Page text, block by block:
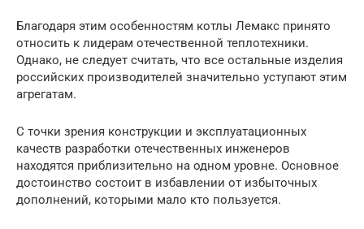
Благодаря этим особенностям котлы Лемакс принято
относить к лидерам отечественной теплотехники.
Однако, не следует считать, что все остальные изделия
российских производителей значительно уступают этим
агрегатам.
С точки зрения конструкции и эксплуатационных
качеств разработки отечественных инженеров
находятся приблизительно на одном уровне. Основное
достоинство состоит в избавлении от избыточных
дополнений, которыми мало кто пользуется.